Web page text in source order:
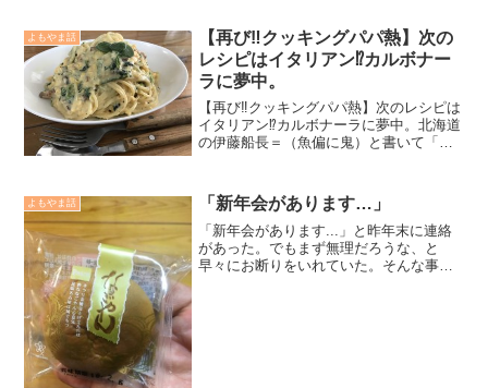
よもやま話
【再び‼️クッキングパパ熱】次の
レシピはイタリアン⁉️カルボナー
ラに夢中。
【再び‼️クッキングパパ熱】次のレシピは
イタリアン⁉️カルボナーラに夢中。北海道
の伊藤船長＝（魚偏に鬼）と書いて「イ
ラの具材で使ってみて」と教えてもら
い、夏に一度カルボ...
よもやま話 「新年会があります…」
「新年会があります...」と昨年末に連絡
があった。でもまず無理だろうな、と
早々にお断りをいれていた。そんな事も